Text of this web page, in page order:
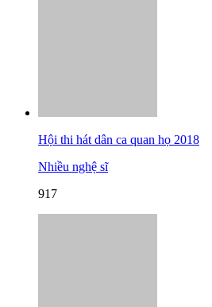
Hội thi hát dân ca quan họ 2018
Nhiều nghệ sĩ
917